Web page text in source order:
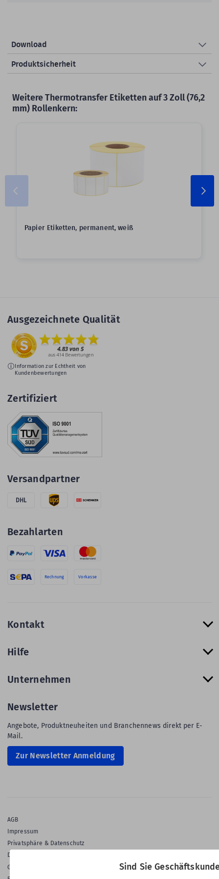
Sind Sie
Download
Produktsicherheit
Weitere Thermotransfer Etiketten auf 3 Zoll (76,2
mm) Rollenkern:
Papier Etiketten, permanent, weiß
Ausgezeichnete Qualität
Information zur Echtheit von
Kundenbewertungen
Zertifiziert
Versandpartner
DHL
Bezahlarten
Rechnung Vorkasse
Kontakt
Hilfe
Unternehmen
Newsletter
Angebote, Produktneuheiten und Branchennews direkt per E-
Mail.
Zur Newsletter Anmeldung
AGB
Impressum
Privatsphäre & Datenschutz
Datenschutz-Einstellungen
Gewährleistung